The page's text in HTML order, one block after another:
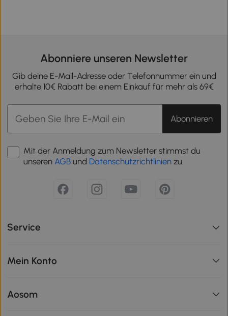
Abonniere unseren Newsletter
Gib deine E-Mail-Adresse oder Telefonnummer ein und
erhalte 10€ Rabatt bei einem Einkauf für mehr als 69€
Abonnieren
Mit der Anmeldung zum Newsletter stimmst du
unseren AGB und Datenschutzrichtlinien zu.
Service
Mein Konto
Aosom